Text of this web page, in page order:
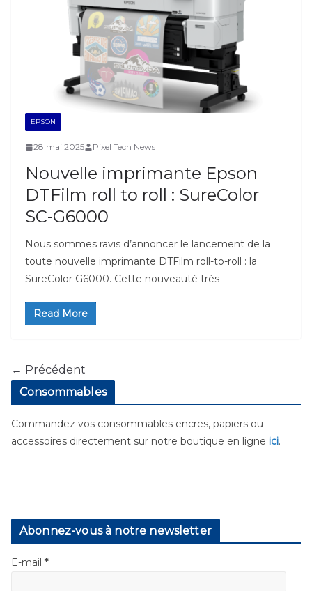
EPSON
28 mai 2025 Pixel Tech News
Nouvelle imprimante Epson
DTFilm roll to roll : SureColor
SC-G6000
Nous sommes ravis d’annoncer le lancement de la
toute nouvelle imprimante DTFilm roll-to-roll : la
SureColor G6000. Cette nouveauté très
Read More
← Précédent
Consommables
Commandez vos consommables encres, papiers ou
accessoires directement sur notre boutique en ligne ici.
Abonnez-vous à notre newsletter
E-mail *